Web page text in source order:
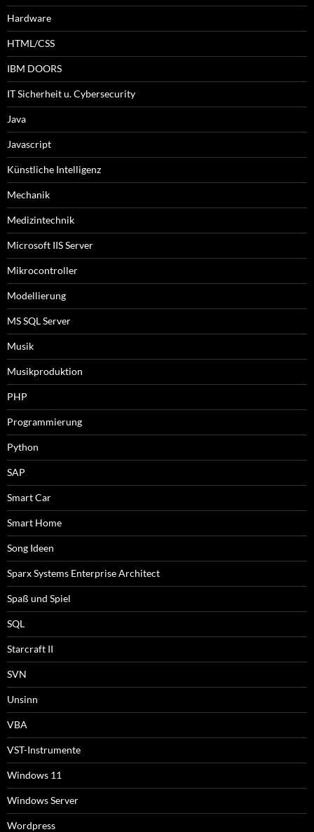
Hardware
HTML/CSS
IBM DOORS
IT Sicherheit u. Cybersecurity
Java
Javascript
Künstliche Intelligenz
Mechanik
Medizintechnik
Microsoft IIS Server
Mikrocontroller
Modellierung
MS SQL Server
Musik
Musikproduktion
PHP
Programmierung
Python
SAP
Smart Car
Smart Home
Song Ideen
Sparx Systems Enterprise Architect
Spaß und Spiel
SQL
Starcraft II
SVN
Unsinn
VBA
VST-Instrumente
Windows 11
Windows Server
Wordpress